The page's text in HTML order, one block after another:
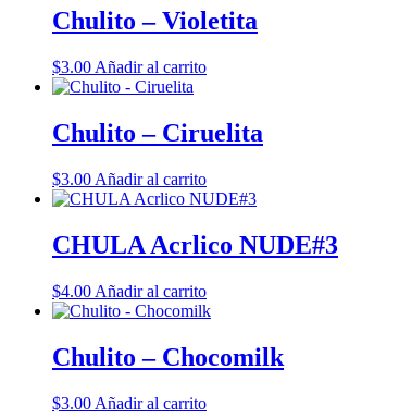
Chulito – Violetita
$3.00 Añadir al carrito
Chulito – Ciruelita
$3.00 Añadir al carrito
CHULA Acrlico NUDE#3
$4.00 Añadir al carrito
Chulito – Chocomilk
$3.00 Añadir al carrito